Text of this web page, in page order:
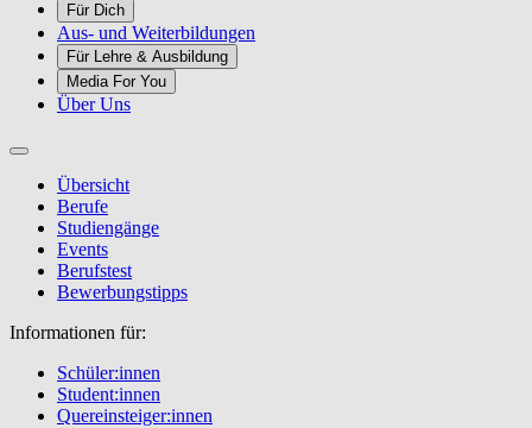
Für Dich
Aus- und Weiterbildungen
Für Lehre & Ausbildung
Media For You
Über Uns
Übersicht
Berufe
Studiengänge
Events
Berufstest
Bewerbungstipps
Informationen für:
Schüler:innen
Student:innen
Quereinsteiger:innen